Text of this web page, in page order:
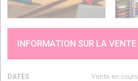
INFORMATION SUR LA VENTE
DATES Vente en cours